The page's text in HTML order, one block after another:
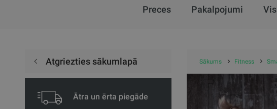
Preces Pakalpojumi
Atgriezties sākumlapā
Ātra un ērta piegāde
Sākums Fitness